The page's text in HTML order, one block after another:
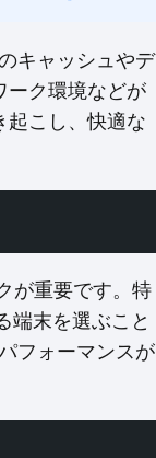
キャッシュやデ
ーク環境などが
起こし、快適な
が重要です。特
端末を選ぶこと
フォーマンスが